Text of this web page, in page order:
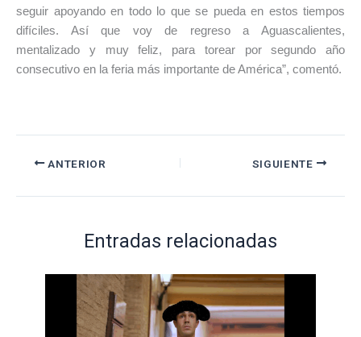
seguir apoyando en todo lo que se pueda en estos tiempos
difíciles. Así que voy de regreso a Aguascalientes,
mentalizado y muy feliz, para torear por segundo año
consecutivo en la feria más importante de América”, comentó.
ANTERIOR SIGUIENTE
Entradas relacionadas